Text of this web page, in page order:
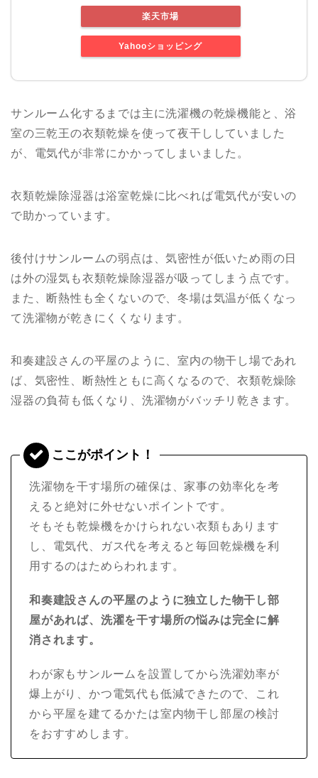
楽天市場
Yahooショッピング
サンルーム化するまでは主に洗濯機の乾燥機能と、浴
室の三乾王の衣類乾燥を使って夜干ししていました
が、電気代が非常にかかってしまいました。
衣類乾燥除湿器は浴室乾燥に比べれば電気代が安いの
で助かっています。
後付けサンルームの弱点は、気密性が低いため雨の日
は外の湿気も衣類乾燥除湿器が吸ってしまう点です。
また、断熱性も全くないので、冬場は気温が低くなっ
て洗濯物が乾きにくくなります。
和奏建設さんの平屋のように、室内の物干し場であれ
ば、気密性、断熱性ともに高くなるので、衣類乾燥除
湿器の負荷も低くなり、洗濯物がバッチリ乾きます。
洗濯物を干す場所の確保は、家事の効率化を考
えると絶対に外せないポイントです。
そもそも乾燥機をかけられない衣類もあります
し、電気代、ガス代を考えると毎回乾燥機を利
用するのはためらわれます。
和奏建設さんの平屋のように独立した物干し部
屋があれば、洗濯を干す場所の悩みは完全に解
消されます。
わが家もサンルームを設置してから洗濯効率が
爆上がり、かつ電気代も低減できたので、これ
から平屋を建てるかたは室内物干し部屋の検討
をおすすめします。